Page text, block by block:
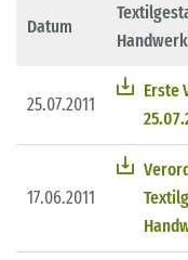
Datum
25.07.2011
Erste
17.06.2011